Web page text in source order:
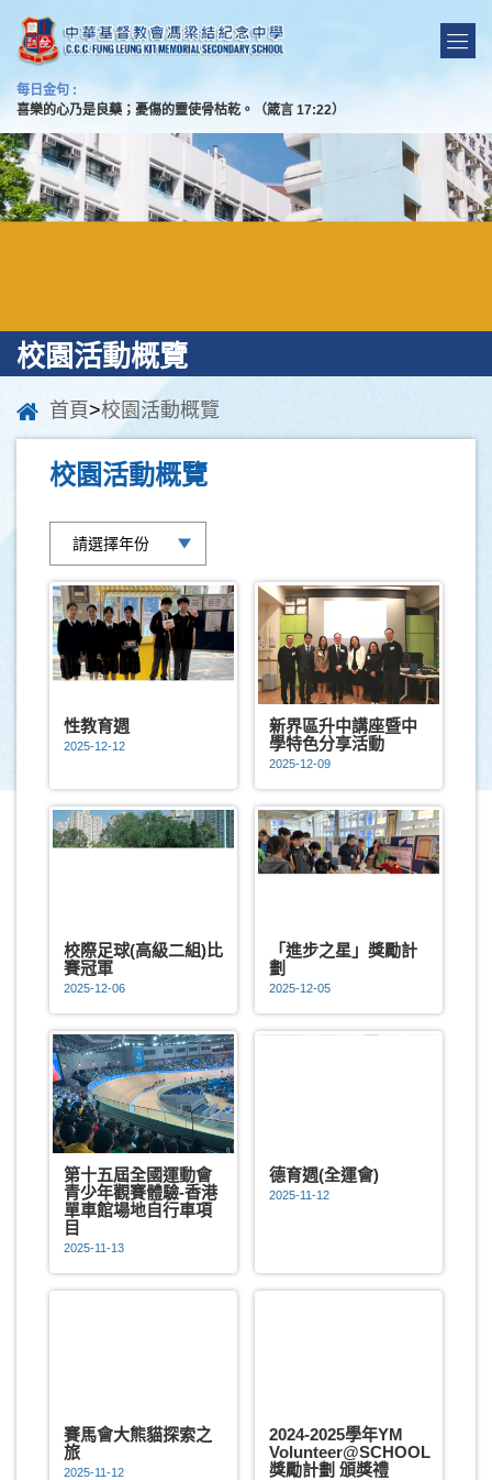
每日金句 :
喜樂的心乃是良藥；憂傷的靈使骨枯乾。（箴言 17:22）
校園活動概覽
首頁>校園活動概覽
校園活動概覽
性教育週
2025-12-12
新界區升中講座暨中
學特色分享活動
2025-12-09
校際足球(高級二組)比
賽冠軍
2025-12-06
「進步之星」獎勵計
劃
2025-12-05
第十五屆全國運動會
青少年觀賽體驗-香港
單車館場地自行車項
目
2025-11-13
德育週(全運會)
2025-11-12
賽馬會大熊貓探索之
旅
2025-11-12
2024-2025學年YM
Volunteer@SCHOOL
獎勵計劃 頒獎禮